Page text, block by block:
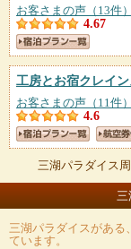
お客さまの声（13件）
4.67
工房とお宿クレイ
お客さまの声（11件）
4.6
三湖パラダイス
三
三湖パラダイスがある
ています。